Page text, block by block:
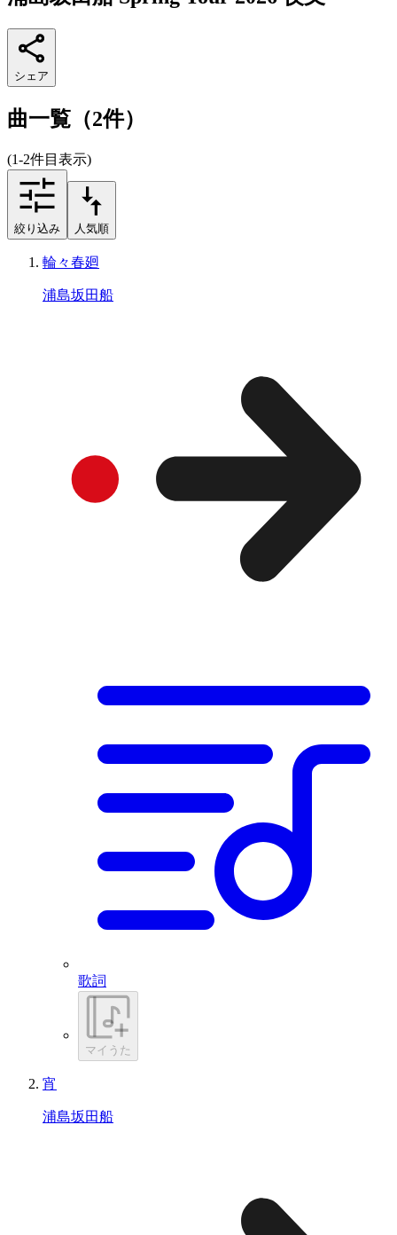
シェア
曲一覧（2件）
(1-2件目表示)
絞り込み 人気順
輪々春廻
浦島坂田船
歌詞
マイうた
宵
浦島坂田船